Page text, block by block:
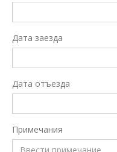
Дата заезда
Дата отъезда
Примечания